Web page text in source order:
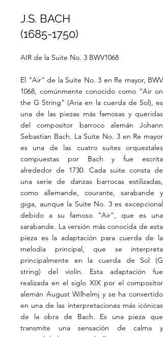
J.S. BACH
(1685-1750)
AIR de la Suite No. 3 BWV1068
El “Air” de la Suite No. 3 en Re mayor, BWV
1068, comúnmente conocido como “Air on
the G String” (Aria en la cuerda de Sol), es
una de las piezas más famosas y queridas
del compositor barroco alemán Johann
Sebastian Bach. La Suite No. 3 en Re mayor
es una de las cuatro suites orquestales
compuestas por Bach y fue escrita
alrededor de 1730. Cada suite consta de
una serie de danzas barrocas estilizadas,
como allemande, courante, sarabande y
giga, aunque la Suite No. 3 es excepcional
debido a su famoso “Air”, que es una
sarabande. La versión más conocida de esta
pieza es la adaptación para cuerda de la
melodía principal, que se interpreta
principalmente en la cuerda de Sol (G
string) del violín. Esta adaptación fue
realizada en el siglo XIX por el compositor
alemán August Wilhelmj y se ha convertido
en una de las interpretaciones más icónicas
de la obra de Bach. Es una pieza que
transmite una sensación de calma y